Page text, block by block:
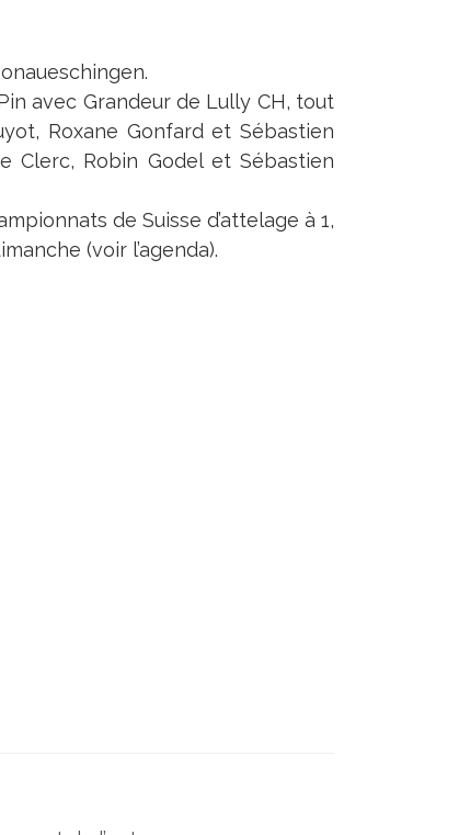
avec Grandeur de Lully CH, tout
Roxane Gonfard et Sébastien
Clerc, Robin Godel et Sébastien
de Suisse d’attelage à 1,
(voir l’agenda).